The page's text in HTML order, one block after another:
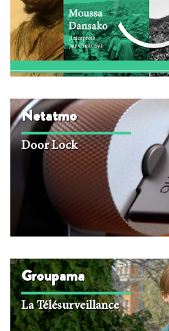
Netatmo
Door Lock
Groupama
La Télésurveillance